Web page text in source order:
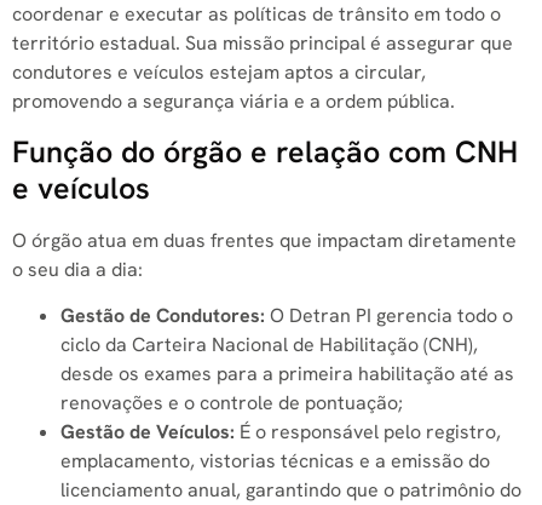
coordenar e executar as políticas de trânsito em todo o
território estadual. Sua missão principal é assegurar que
condutores e veículos estejam aptos a circular,
promovendo a segurança viária e a ordem pública.
Função do órgão e relação com CNH
e veículos
O órgão atua em duas frentes que impactam diretamente
o seu dia a dia:
Gestão de Condutores: O Detran PI gerencia todo o
ciclo da Carteira Nacional de Habilitação (CNH),
desde os exames para a primeira habilitação até as
renovações e o controle de pontuação;
Gestão de Veículos: É o responsável pelo registro,
emplacamento, vistorias técnicas e a emissão do
licenciamento anual, garantindo que o patrimônio do